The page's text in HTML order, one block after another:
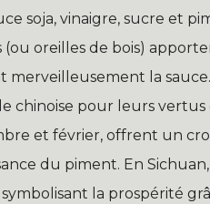
soja, vinaigre, sucre et
(ou oreilles de bois)
merveilleusement la
chinoise pour leurs vertus
et février, offrent un
du piment. En
la prospérité